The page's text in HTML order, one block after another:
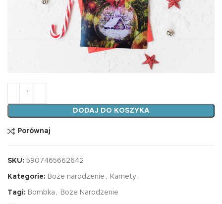
DODAJ DO KOSZYKA
Porównaj
SKU: 5907465662642
Kategorie: Boże narodzenie , Karnety
Tagi: Bombka , Boże Narodzenie